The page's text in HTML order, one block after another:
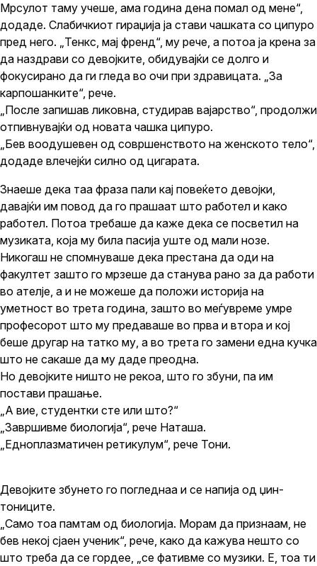
Мрсулот таму учеше, ама година дена помал од мене“,
додаде. Слабичкиот гираџија ја стави чашката со ципуро
пред него. „Тенкс, мај френд“, му рече, а потоа ја крена за
да наздрави со девојките, обидувајќи се долго и
фокусирано да ги гледа во очи при здравицата. „За
карпошанките“, рече.
„После запишав ликовна, студирав вајарство“, продолжи
отпивнувајќи од новата чашка ципуро.
„Бев воодушевен од совршенството на женското тело“,
додаде влечејќи силно од цигарата.
Знаеше дека таа фраза пали кај повеќето девојки,
давајќи им повод да го прашаат што работел и како
работел. Потоа требаше да каже дека се посветил на
музиката, која му била пасија уште од мали нозе.
Никогаш не спомнуваше дека престана да оди на
факултет зашто го мрзеше да станува рано за да работи
во ателје, а и не можеше да положи историја на
уметност во трета година, зашто во меѓувреме умре
професорот што му предаваше во прва и втора и кој
беше другар на татко му, а во трета го замени една кучка
што не сакаше да му даде преодна.
Но девојките ништо не рекоа, што го збуни, па им
постави прашање.
„А вие, студентки сте или што?“
„Завршивме биологија“, рече Наташа.
„Едноплазматичен ретикулум“, рече Тони.
Девојките збунето го погледнаа и се напија од џин-
тониците.
„Само тоа памтам од биологија. Морам да признаам, не
бев некој сјаен ученик“, рече, како да кажува нешто со
што треба да се гордее, „се фативме со музики. Е, тоа ти